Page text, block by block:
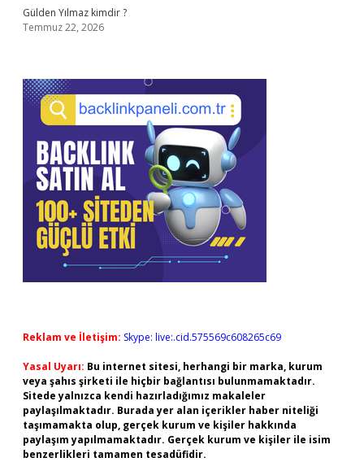
Gülden Yılmaz kimdir ?
Temmuz 22, 2026
Reklam ve İletişim: Skype: live:.cid.575569c608265c69
Yasal Uyarı: Bu internet sitesi, herhangi bir marka, kurum
veya şahıs şirketi ile hiçbir bağlantısı bulunmamaktadır.
Sitede yalnızca kendi hazırladığımız makaleler
paylaşılmaktadır. Burada yer alan içerikler haber niteliği
taşımamakta olup, gerçek kurum ve kişiler hakkında
paylaşım yapılmamaktadır. Gerçek kurum ve kişiler ile isim
benzerlikleri tamamen tesadüfidir.